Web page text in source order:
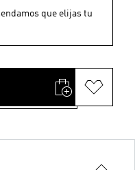
que elijas tu